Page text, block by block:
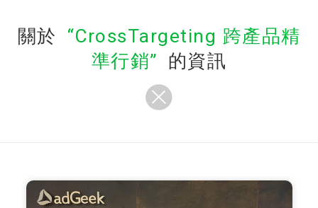
關於
CrossTargeting 跨產品精
準行銷
的資訊